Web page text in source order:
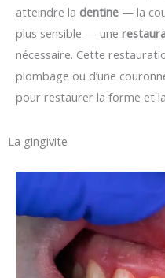
atteindre la dentine — la
plus sensible — une
nécessaire. Cette
plombage ou d’une
pour restaurer la forme et
La gingivite